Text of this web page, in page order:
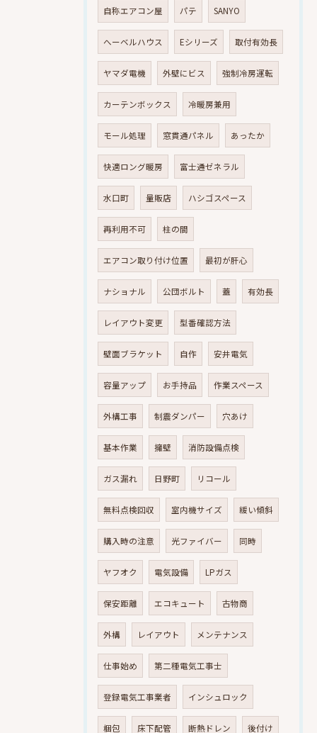
自称エアコン屋 パテ SANYO
へーベルハウス Eシリーズ 取付有効長
ヤマダ電機 外壁にビス 強制冷房運転
カーテンボックス 冷暖房兼用
モール処理 窓貫通パネル あったか
快適ロング暖房 富士通ゼネラル
水口町 量販店 ハシゴスペース
再利用不可 柱の間
エアコン取り付け位置 最初が肝心
ナショナル 公団ボルト 蓋 有効長
レイアウト変更 型番確認方法
壁面ブラケット 自作 安井電気
容量アップ お手持品 作業スペース
外構工事 制震ダンパー 穴あけ
基本作業 擁壁 消防設備点検
ガス漏れ 日野町 リコール
無料点検回収 室内機サイズ 緩い傾斜
購入時の注意 光ファイバー 同時
ヤフオク 電気設備 LPガス
保安距離 エコキュート 古物商
外構 レイアウト メンテナンス
仕事始め 第二種電気工事士
登録電気工事業者 インシュロック
梱包 床下配管 断熱ドレン 後付け